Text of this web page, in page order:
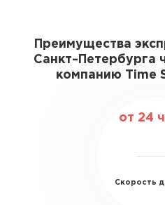
Преимущества
Санкт–Петербурга
компанию Time
от 24
Скорость